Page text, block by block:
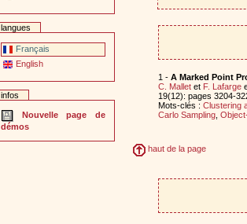
langues
Français
English
infos
Nouvelle page de
démos
1 - A Marked Point
C. Malletet F. Lafarge
19(12): pages 3204-
Mots-clés : Clustering
Carlo Sampling,
haut de la page